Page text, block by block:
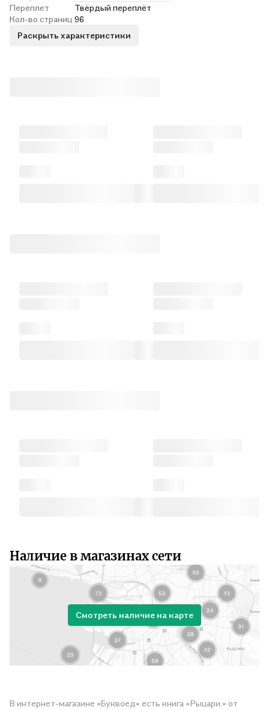
Переплет
Твёрдый переплёт
Кол-во страниц 96
Раскрыть характеристики
Наличие в магазинах сети
Смотреть наличие на карте
В интернет-магазине «Буквоед» есть книга «Рыцари.» от